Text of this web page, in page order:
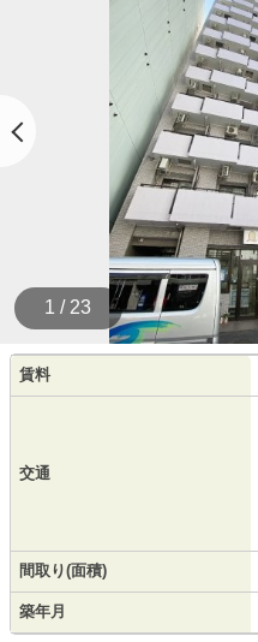
1 / 23
賃料
交通
間取り(面積)
築年月